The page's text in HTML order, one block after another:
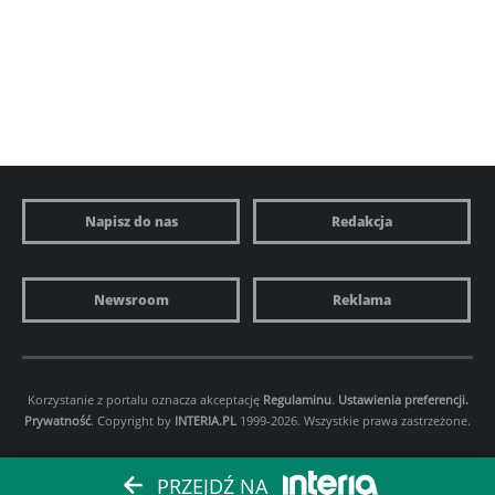
Napisz do nas Redakcja
Newsroom Reklama
Korzystanie z portalu oznacza akceptację Regulaminu. Ustawienia preferencji.
Prywatność. Copyright by INTERIA.PL 1999-2026. Wszystkie prawa zastrzeżone.
PRZEJDŹ NA